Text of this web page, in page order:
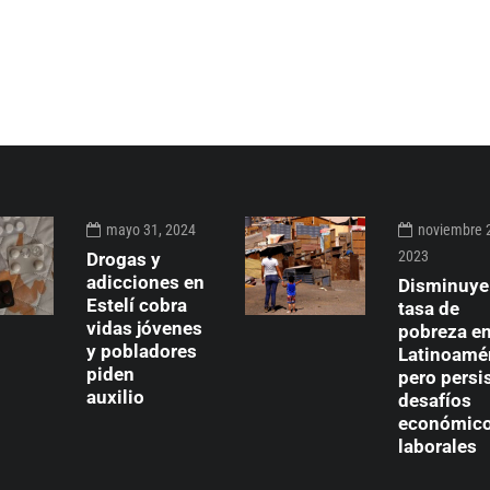
mayo 31, 2024
Drogas y
adicciones en
Estelí cobra
vidas jóvenes
y pobladores
piden
auxilio
noviembre
2023
tasa de
pobreza
pero
desafíos
laborales